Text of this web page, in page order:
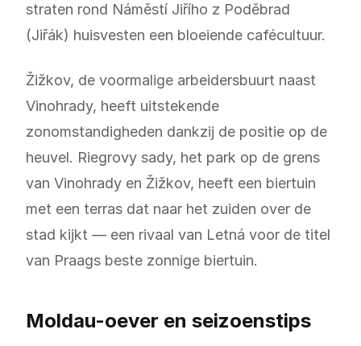
straten rond Náměstí Jiřího z Poděbrad
(Jiřák) huisvesten een bloeiende cafécultuur.
Žižkov, de voormalige arbeidersbuurt naast
Vinohrady, heeft uitstekende
zonomstandigheden dankzij de positie op de
heuvel. Riegrovy sady, het park op de grens
van Vinohrady en Žižkov, heeft een biertuin
met een terras dat naar het zuiden over de
stad kijkt — een rivaal van Letná voor de titel
van Praags beste zonnige biertuin.
Moldau-oever en seizoenstips